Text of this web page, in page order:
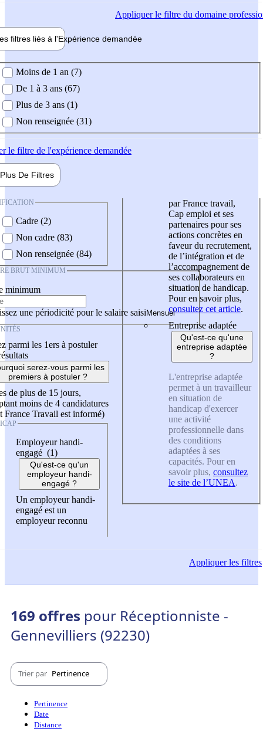
Appliquerle filtre du domaine
filtres liés à l'Expérience demandée
demandée
Moins de 1 an (7)
De 1 à 3 ans (67)
Plus de 3 ans (1)
Non renseignée (31)
le filtre de l'expérience demandée
Plus De Filtres
Cadre (2)
Non cadre (83)
Non renseignée (84)
BRUT MINIMUM
minimum
une périodicité pour le salaire saisi
parmi les 1ers à postuler
serez-vous parmi les
premiers à postuler ?
de plus de 15 jours,
moins de 4 candidatures
France Travail est informé)
Employeur handi-
engagé (1)
Qu'est-ce qu'un
employeur handi-
engagé ?
Un employeur handi-
engagé est un
employeur reconnu
par France travail,
Cap emploi et ses
partenaires pour ses
actions concrètes en
faveur du recrutement,
de l’intégration et de
l’accompagnement de
ses collaborateurs en
situation de handicap.
Pour en savoir plus,
consultez cet article.
Entreprise adaptée
Qu'est-ce qu'une
entreprise adaptée
?
L'entreprise adaptée
permet à un travailleur
en situation de
handicap d'exercer
une activité
professionnelle dans
des conditions
adaptées à ses
capacités. Pour en
savoir plus, consultez
le site de l’UNEA.
Appliquerles filtres
169 offres pour Réceptionniste -
Gennevilliers (92230)
Trier par Pertinence
Pertinence
Date
Distance